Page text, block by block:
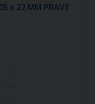
x 22 MM PRAVÝ